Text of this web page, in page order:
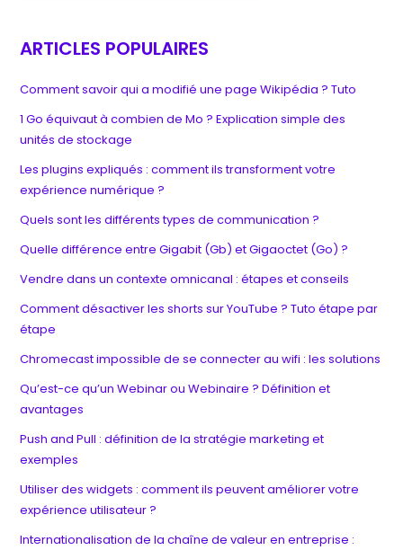
ARTICLES POPULAIRES
Comment savoir qui a modifié une page Wikipédia ? Tuto
1 Go équivaut à combien de Mo ? Explication simple des
unités de stockage
Les plugins expliqués : comment ils transforment votre
expérience numérique ?
Quels sont les différents types de communication ?
Quelle différence entre Gigabit (Gb) et Gigaoctet (Go) ?
Vendre dans un contexte omnicanal : étapes et conseils
Comment désactiver les shorts sur YouTube ? Tuto étape par
étape
Chromecast impossible de se connecter au wifi : les solutions
Qu’est-ce qu’un Webinar ou Webinaire ? Définition et
avantages
Push and Pull : définition de la stratégie marketing et
exemples
Utiliser des widgets : comment ils peuvent améliorer votre
expérience utilisateur ?
Internationalisation de la chaîne de valeur en entreprise :